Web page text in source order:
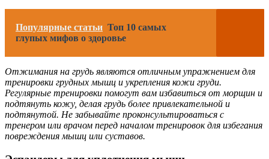
Популярные статьи Топ 10 самых
глупых мифов о здоровье
Отжимания на грудь являются отличным упражнением для
тренировки грудных мышц и укрепления кожи груди.
Регулярные тренировки помогут вам избавиться от морщин и
подтянуть кожу, делая грудь более привлекательной и
подтянутой. Не забывайте проконсультироваться с
тренером или врачом перед началом тренировок для избегания
повреждения мышц или суставов.